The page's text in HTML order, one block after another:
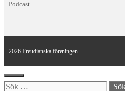
Podcast
2026 Freudianska föreningen
Stäng
Sök